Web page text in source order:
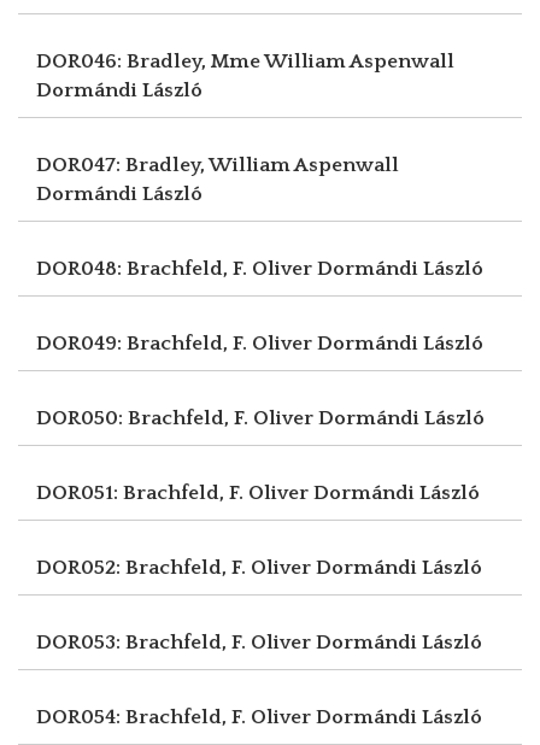
DOR046: Bradley, Mme William Aspenwall
Dormándi László
DOR047: Bradley, William Aspenwall
Dormándi László
DOR048: Brachfeld, F. Oliver Dormándi László
DOR049: Brachfeld, F. Oliver Dormándi László
DOR050: Brachfeld, F. Oliver Dormándi László
DOR051: Brachfeld, F. Oliver Dormándi László
DOR052: Brachfeld, F. Oliver Dormándi László
DOR053: Brachfeld, F. Oliver Dormándi László
DOR054: Brachfeld, F. Oliver Dormándi László